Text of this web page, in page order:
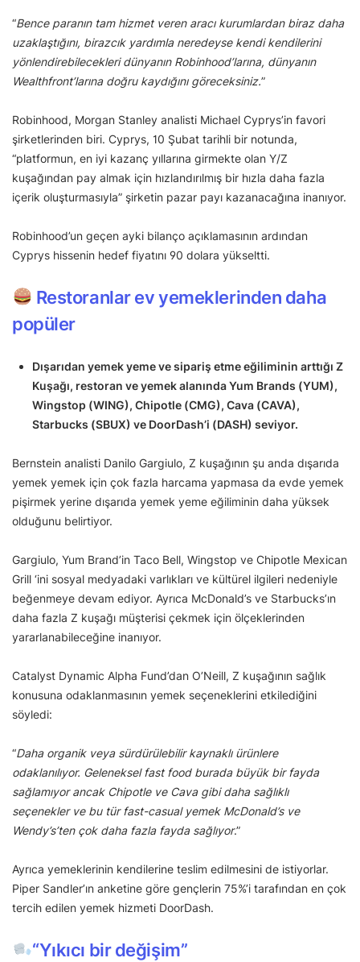
“Bence paranın tam hizmet veren aracı kurumlardan biraz daha
uzaklaştığını, birazcık yardımla neredeyse kendi kendilerini
yönlendirebilecekleri dünyanın Robinhood’larına, dünyanın
Wealthfront’larına doğru kaydığını göreceksiniz.”
Robinhood, Morgan Stanley analisti Michael Cyprys’in favori
şirketlerinden biri. Cyprys, 10 Şubat tarihli bir notunda,
“platformun, en iyi kazanç yıllarına girmekte olan Y/Z
kuşağından pay almak için hızlandırılmış bir hızla daha fazla
içerik oluşturmasıyla” şirketin pazar payı kazanacağına inanıyor.
Robinhood’un geçen ayki bilanço açıklamasının ardından
Cyprys hissenin hedef fiyatını 90 dolara yükseltti.
Restoranlar ev yemeklerinden daha
popüler
Dışarıdan yemek yeme ve sipariş etme eğiliminin arttığı Z
Kuşağı, restoran ve yemek alanında Yum Brands (YUM),
Wingstop (WING), Chipotle (CMG), Cava (CAVA),
Starbucks (SBUX) ve DoorDash’i (DASH) seviyor.
Bernstein analisti Danilo Gargiulo, Z kuşağının şu anda dışarıda
yemek yemek için çok fazla harcama yapmasa da evde yemek
pişirmek yerine dışarıda yemek yeme eğiliminin daha yüksek
olduğunu belirtiyor.
Gargiulo, Yum Brand’in Taco Bell, Wingstop ve Chipotle Mexican
Grill ‘ini sosyal medyadaki varlıkları ve kültürel ilgileri nedeniyle
beğenmeye devam ediyor. Ayrıca McDonald’s ve Starbucks’ın
daha fazla Z kuşağı müşterisi çekmek için ölçeklerinden
yararlanabileceğine inanıyor.
Catalyst Dynamic Alpha Fund’dan O’Neill, Z kuşağının sağlık
konusuna odaklanmasının yemek seçeneklerini etkilediğini
söyledi:
“Daha organik veya sürdürülebilir kaynaklı ürünlere
odaklanılıyor. Geleneksel fast food burada büyük bir fayda
sağlamıyor ancak Chipotle ve Cava gibi daha sağlıklı
seçenekler ve bu tür fast-casual yemek McDonald’s ve
Wendy’s’ten çok daha fazla fayda sağlıyor.”
Ayrıca yemeklerinin kendilerine teslim edilmesini de istiyorlar.
Piper Sandler’ın anketine göre gençlerin 75%’i tarafından en çok
tercih edilen yemek hizmeti DoorDash.
“Yıkıcı bir değişim”